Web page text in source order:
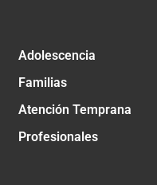
Adolescencia
Familias
Atención Temprana
Profesionales